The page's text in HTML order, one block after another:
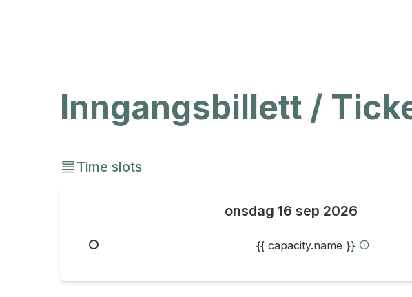
Inngangsbillett /
Time slots
onsdag 16 sep 2026
{{ capacity.name }}